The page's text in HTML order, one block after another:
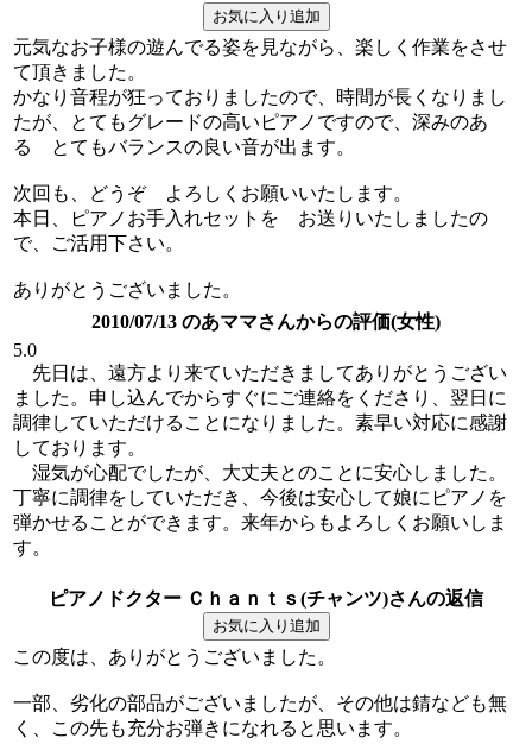
元気なお子様の遊んでる姿を見ながら、楽しく作業をさせ
て頂きました。
かなり音程が狂っておりましたので、時間が長くなりまし
たが、とてもグレードの高いピアノですので、深みのあ
る とてもバランスの良い音が出ます。
次回も、どうぞ よろしくお願いいたします。
本日、ピアノお手入れセットを お送りいたしましたの
で、ご活用下さい。
ありがとうございました。
2010/07/13 のあママさんからの評価(女性)
5.0
先日は、遠方より来ていただきましてありがとうござい
ました。申し込んでからすぐにご連絡をくださり、翌日に
調律していただけることになりました。素早い対応に感謝
しております。
湿気が心配でしたが、大丈夫とのことに安心しました。
丁寧に調律をしていただき、今後は安心して娘にピアノを
弾かせることができます。来年からもよろしくお願いしま
す。
ピアノドクター Ｃｈａｎｔｓ(チャンツ)さんの返信
この度は、ありがとうございました。
一部、劣化の部品がございましたが、その他は錆なども無
く、この先も充分お弾きになれると思います。